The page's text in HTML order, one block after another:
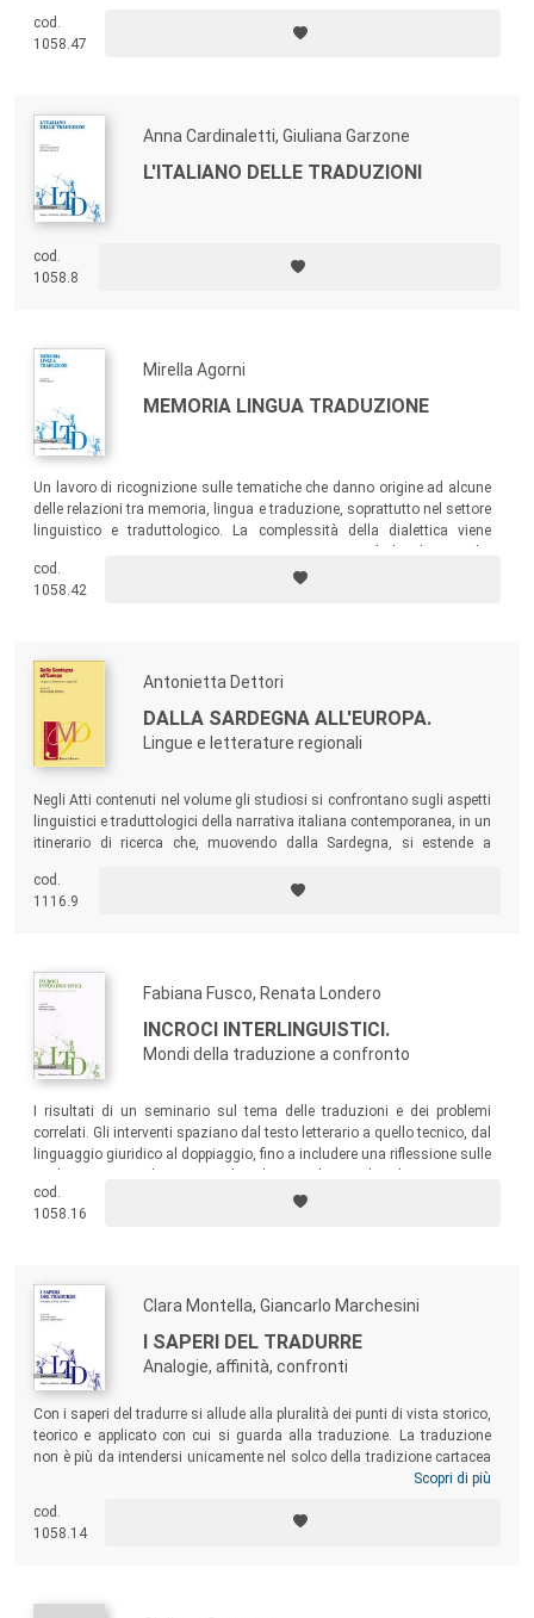
cod.
1058.47
Anna Cardinaletti, Giuliana Garzone
L'ITALIANO DELLE TRADUZIONI
cod.
1058.8
Mirella Agorni
MEMORIA LINGUA TRADUZIONE
Un lavoro di ricognizione sulle tematiche che danno origine ad alcune
delle relazioni tra memoria, lingua e traduzione, soprattutto nel settore
linguistico e traduttologico. La complessità della dialettica viene
si esprimono a livello disciplinare, che applicativa, cioè maggiormente
legata alla didattica delle lingue e della traduzione.
cod.
1058.42
Antonietta Dettori
DALLA SARDEGNA ALL'EUROPA.
Lingue e letterature regionali
Negli Atti contenuti nel volume gli studiosi si confrontano sugli aspetti
linguistici e traduttologici della narrativa italiana contemporanea, in un
itinerario di ricerca che, muovendo dalla Sardegna, si estende a
mappa geografico-linguistica della nostra narrativa più recente.
cod.
1116.9
Fabiana Fusco, Renata Londero
INCROCI INTERLINGUISTICI.
Mondi della traduzione a confronto
I risultati di un seminario sul tema delle traduzioni e dei problemi
correlati. Gli interventi spaziano dal testo letterario a quello tecnico, dal
linguaggio giuridico al doppiaggio, fino a includere una riflessione sulle
cod.
1058.16
Clara Montella, Giancarlo Marchesini
I SAPERI DEL TRADURRE
Analogie, affinità, confronti
Con i saperi del tradurre si allude alla pluralità dei punti di vista storico,
teorico e applicato con cui si guarda alla traduzione. La traduzione
non è più da intendersi unicamente nel solco della tradizione cartacea
del testo a fronte, che tende a ricreare una versione equivalente a un
conversione del testo da un codice a un altro grazie anche alle
tecnologie informatiche e multimediali. Intento del libro è sondare
confronto lingue e mondi di senso diversi, ne preserva tuttavia le
Scopri di più
cod.
1058.14